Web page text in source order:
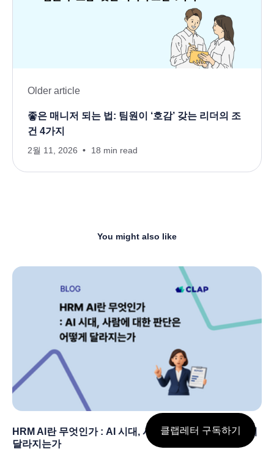
Older article
좋은 매니저 되는 법: 팀원이 ‘호감’ 갖는 리더의 조
건 4가지
2월 11, 2026 18 min read
You might also like
HRM AI란 무엇인가 : AI 시대, 사람에 대한 판단은 어떻게
달라지는가
클랩레터 구독하기